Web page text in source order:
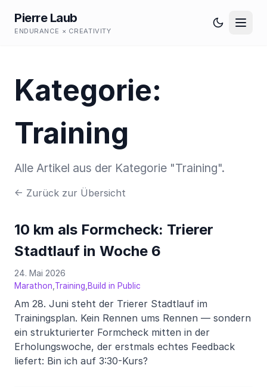
Pierre Laub
ENDURANCE × CREATIVITY
Kategorie:
Training
Alle Artikel aus der Kategorie "Training".
← Zurück zur Übersicht
10 km als Formcheck: Trierer
Stadtlauf in Woche 6
24. Mai 2026
Marathon Training Build in Public
Am 28. Juni steht der Trierer Stadtlauf im
Trainingsplan. Kein Rennen ums Rennen — sondern
ein strukturierter Formcheck mitten in der
Erholungswoche, der erstmals echtes Feedback
liefert: Bin ich auf 3:30-Kurs?